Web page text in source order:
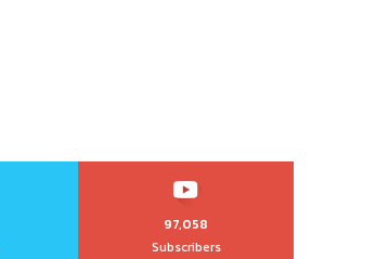
97,058
Subscribers